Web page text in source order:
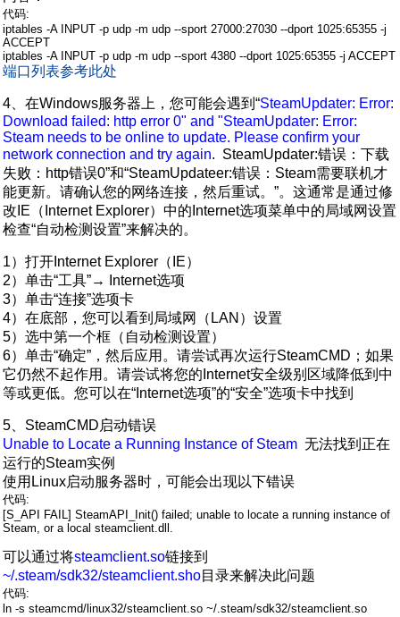
代码:
iptables -A INPUT -p udp -m udp --sport 27000:27030 --dport 1025:65355 -j
ACCEPT
iptables -A INPUT -p udp -m udp --sport 4380 --dport 1025:65355 -j ACCEPT
端口列表参考此处
4、在Windows服务器上，您可能会遇到“SteamUpdater: Error:
Download failed: http error 0" and "SteamUpdater: Error:
Steam needs to be online to update. Please confirm your
network connection and try again. SteamUpdater:错误：下载
失败：http错误0”和“SteamUpdateer:错误：Steam需要联机才
能更新。请确认您的网络连接，然后重试。”。这通常是通过修
改IE（Internet Explorer）中的Internet选项菜单中的局域网设置
检查“自动检测设置”来解决的。
1）打开Internet Explorer（IE）
2）单击“工具”→ Internet选项
3）单击“连接”选项卡
4）在底部，您可以看到局域网（LAN）设置
5）选中第一个框（自动检测设置）
6）单击“确定”，然后应用。请尝试再次运行SteamCMD；如果
它仍然不起作用。请尝试将您的Internet安全级别区域降低到中
等或更低。您可以在“Internet选项”的“安全”选项卡中找到
5、SteamCMD启动错误
Unable to Locate a Running Instance of Steam 无法找到正在
运行的Steam实例
使用Linux启动服务器时，可能会出现以下错误
代码:
[S_API FAIL] SteamAPI_Init() failed; unable to locate a running instance of
Steam, or a local steamclient.dll.
可以通过将steamclient.so链接到
~/.steam/sdk32/steamclient.sho目录来解决此问题
代码:
ln -s steamcmd/linux32/steamclient.so ~/.steam/sdk32/steamclient.so